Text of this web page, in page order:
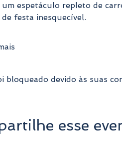
um espetáculo repleto de
festa inesquecível.
bloqueado devido às suas
esse